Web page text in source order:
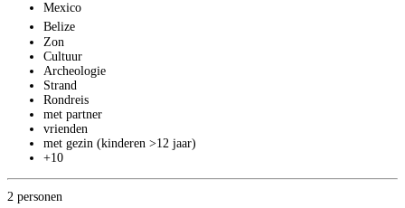
Mexico
Belize
Zon
Cultuur
Archeologie
Strand
Rondreis
met partner
vrienden
met gezin (kinderen >12 jaar)
+10
2 personen